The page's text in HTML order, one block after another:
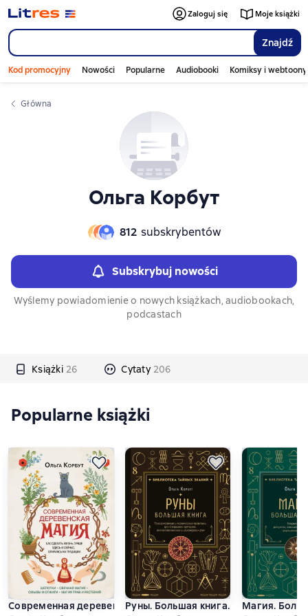
Znajdź
Zaloguj się Moje książki
Kod promocyjny Nowości Popularne Audiobooki Komiksy i webtoony
Główna
Ольга Корбут
812 subskrybentów
Subskrybuj nowości
Wyślemy powiadomienie o nowych książkach, audiobookach,
podcastach
Książki 26 Cytaty 206
Слайдер с книгами
Popularne książki
Современная деревенская магия. Как сделать жизнь лучше
Руны. Большая книга. Предсказания
Магия.
Слайдер с книгами